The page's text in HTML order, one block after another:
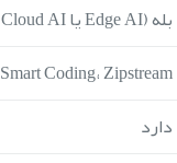
بله (Edge AI یا Cloud AI)
Smart Coding، Zipstream
دارد